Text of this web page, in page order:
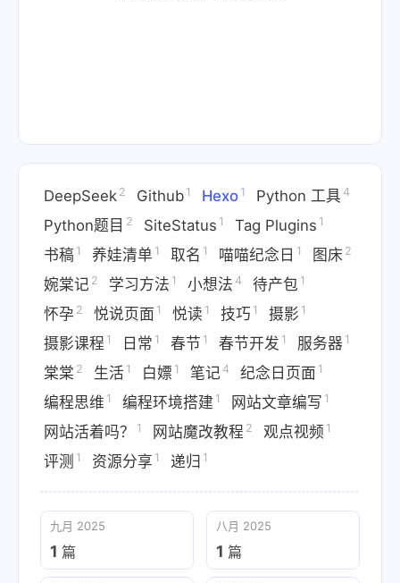
DeepSeek 2 Github 1 Hexo 1 Python 工具 4
Python题目 2 SiteStatus 1 Tag Plugins 1
书稿 1 养娃清单 1 取名 1 喵喵纪念日 1 图床 2
婉棠记 2 学习方法 1 小想法 4 待产包 1
怀孕 2 悦说页面 1 悦读 1 技巧 1 摄影 1
摄影课程 1 日常 1 春节 1 春节开发 1 服务器 1
棠棠 2 生活 1 白嫖 1 笔记 4 纪念日页面 1
编程思维 1 编程环境搭建 1 网站文章编写 1
网站活着吗？ 1 网站魔改教程 2 观点视频 1
评测 1 资源分享 1 递归 1
九月 2025
1 篇
八月 2025
1 篇